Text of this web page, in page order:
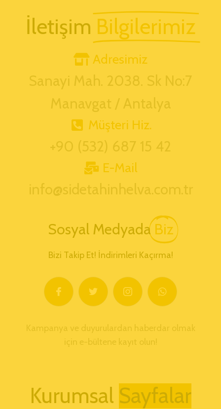
İletişim Bilgilerimiz
Adresimiz
Sanayi Mah. 2038. Sk No:7
Manavgat / Antalya
Müşteri Hiz.
+90 (532) 687 15 42
E-Mail
info@sidetahinhelva.com.tr
Sosyal Medyada Biz
Bizi Takip Et! İndirimleri Kaçırma!
Kampanya ve duyurulardan haberdar olmak
için e-bültene kayıt olun!
Kurumsal